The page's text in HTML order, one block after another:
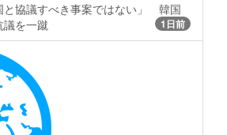
と協議すべき事案ではない」 韓国
議を一蹴
1日前